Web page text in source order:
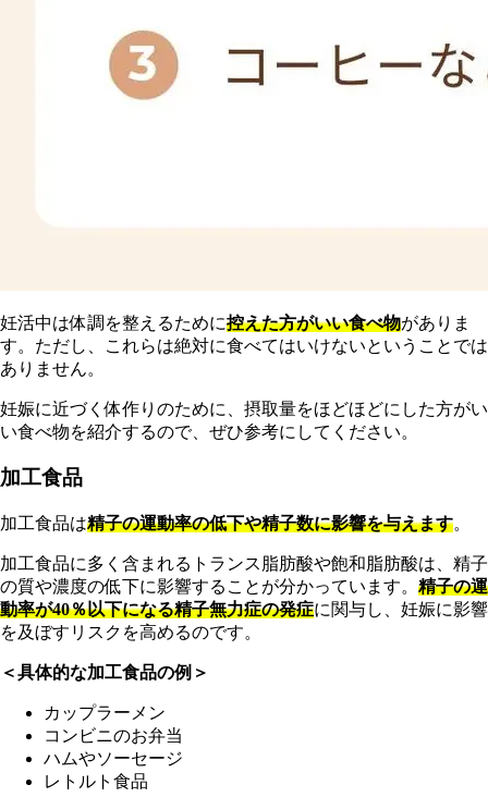
妊活中は体調を整えるために控えた方がいい食べ物がありま
す。ただし、これらは絶対に食べてはいけないということでは
ありません。
妊娠に近づく体作りのために、摂取量をほどほどにした方がい
い食べ物を紹介するので、ぜひ参考にしてください。
加工食品
加工食品は精子の運動率の低下や精子数に影響を与えます。
加工食品に多く含まれるトランス脂肪酸や飽和脂肪酸は、精子
の質や濃度の低下に影響することが分かっています。 精子の運
動率が40％以下になる精子無力症の発症に関与し、妊娠に影響
を及ぼすリスクを高めるのです。
＜具体的な加工食品の例＞
カップラーメン
コンビニのお弁当
ハムやソーセージ
レトルト食品